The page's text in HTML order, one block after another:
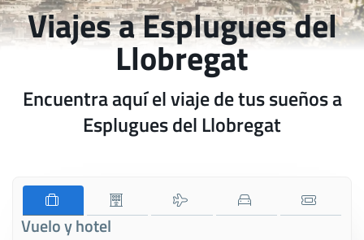
Viajes a Esplugues del
Llobregat
Encuentra aquí el viaje de tus sueños a
Esplugues del Llobregat
Vuelo y hotel